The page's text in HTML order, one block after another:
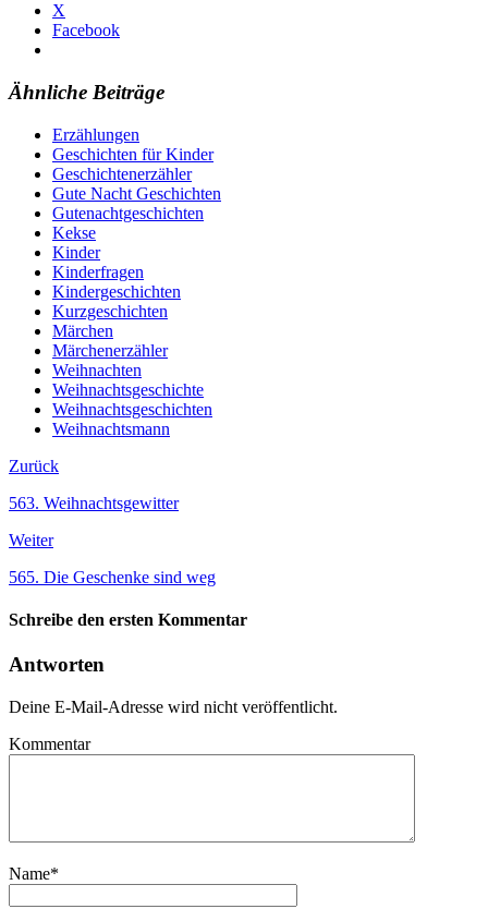
X
Facebook
Ähnliche Beiträge
Erzählungen
Geschichten für Kinder
Geschichtenerzähler
Gute Nacht Geschichten
Gutenachtgeschichten
Kekse
Kinder
Kinderfragen
Kindergeschichten
Kurzgeschichten
Märchen
Märchenerzähler
Weihnachten
Weihnachtsgeschichte
Weihnachtsgeschichten
Weihnachtsmann
Zurück
563. Weihnachtsgewitter
Weiter
565. Die Geschenke sind weg
Schreibe den ersten Kommentar
Antworten
Deine E-Mail-Adresse wird nicht veröffentlicht.
Kommentar
Name*